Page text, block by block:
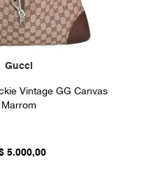
Gucci
Vintage GG Canvas
Marrom
5.000,00